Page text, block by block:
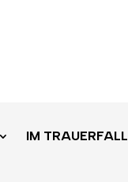
IM TRAUERFALL